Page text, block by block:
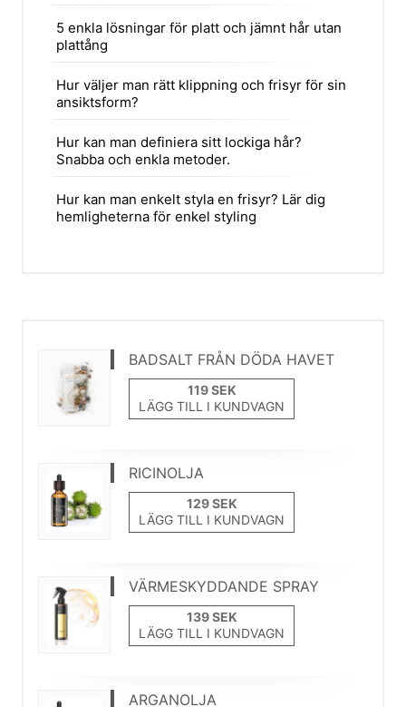
5 enkla lösningar för platt och jämnt hår utan
plattång
Hur väljer man rätt klippning och frisyr för sin
ansiktsform?
Hur kan man definiera sitt lockiga hår?
Snabba och enkla metoder.
Hur kan man enkelt styla en frisyr? Lär dig
hemligheterna för enkel styling
BADSALT FRÅN DÖDA HAVET
LÄGG TILL I KUNDVAGN
RICINOLJA
LÄGG TILL I KUNDVAGN
VÄRMESKYDDANDE SPRAY
LÄGG TILL I KUNDVAGN
ARGANOLJA